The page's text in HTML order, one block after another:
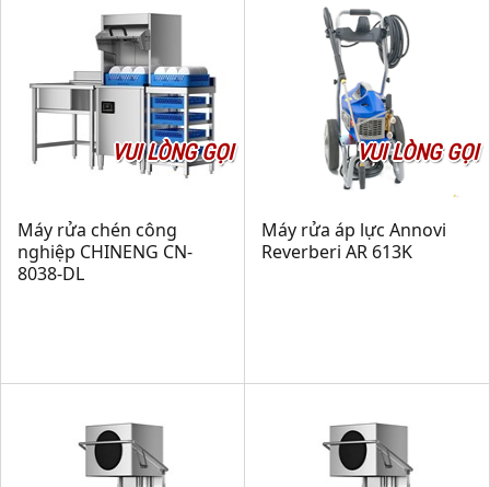
VUI LÒNG GỌI
Máy rửa chén công
nghiệp CHINENG CN-
8038-DL
VUI LÒNG GỌI
Máy rửa áp lực Annovi
Reverberi AR 613K